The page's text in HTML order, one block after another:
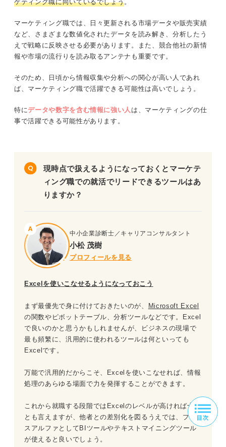
ケティング職に向いているでしょう。
マーケティング職では、日々更新される市場データや販売実績
など、さまざまな数値化されたデータを読み解き、分析したう
えで戦略に反映させる必要があります。また、競合他社の新情
報や市場の流行りを読み取るアンテナも重要です。
そのため、日頃から情報収集や分析への関心が高い人であれ
ば、マーケティング職で活躍できる可能性は高いでしょう。
特にデータや数字を含む情報に強い人 は、マーケティングの仕
事で活躍できる可能性があります。
現時点で扱えるようになっておくとマーケテ
ィング職での就活でリードできるツールはあ
りますか？
中小企業診断士／キャリアコンサルタント
小松 茂樹
プロフィールを見る
Excelを使いこなせるようになっておこう
まず最優先で身に付けておきたいのが、
Microsoft Excel
の関数やピボットテーブル、分析ツールなどです。Excel
で良いのかと思うかもしれませんが、ビジネスの現場で
最も頻繁に、汎用的に使われるツールは何といっても
Excelです。
万能で汎用的だからこそ、Excelを使いこなせれば、情報
処理のあらゆる場面で力を発揮することができます。
これから就職する段階ではExcelのレベルが高ければ十分
とも言えますが、他者との差別化を図るうえでは、プラ
スアルファとしてBIツールやテキストマイニングツール
が使えると良いでしょう。